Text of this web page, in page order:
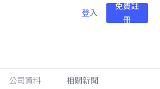
登入
免費註
冊
公司資料 相關新聞